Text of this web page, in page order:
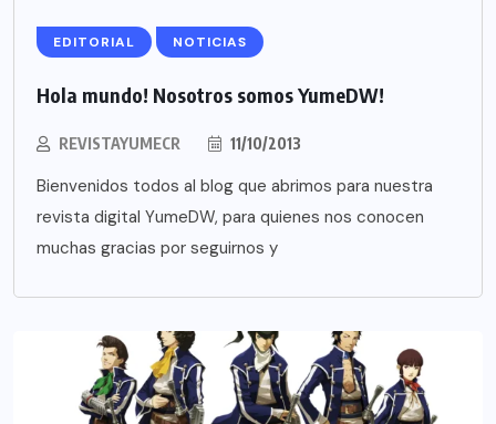
EDITORIAL NOTICIAS
Hola mundo! Nosotros somos YumeDW!
REVISTAYUMECR 11/10/2013
Bienvenidos todos al blog que abrimos para nuestra
revista digital YumeDW, para quienes nos conocen
muchas gracias por seguirnos y